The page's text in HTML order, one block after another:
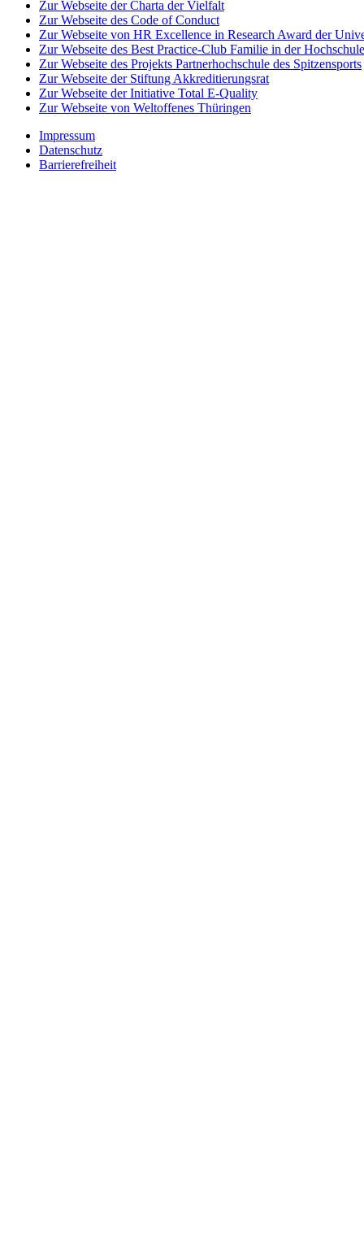
Zur Webseite der Charta der Vielfalt
Zur Webseite des Code of Conduct
Zur Webseite von HR Excellence in Research Award der
Zur Webseite des Best Practice-Club Familie in der Hochschule
Zur Webseite des Projekts Partnerhochschule des Spitzensports
Zur Webseite der Stiftung Akkreditierungsrat
Zur Webseite der Initiative Total E-Quality
Zur Webseite von Weltoffenes Thüringen
Impressum
Datenschutz
Barrierefreiheit